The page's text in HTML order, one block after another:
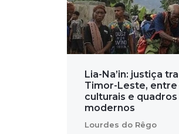
Lia-Na’in: justiça
Timor-Leste, entre
culturais e quadros
modernos
Lourdes do Rêgo